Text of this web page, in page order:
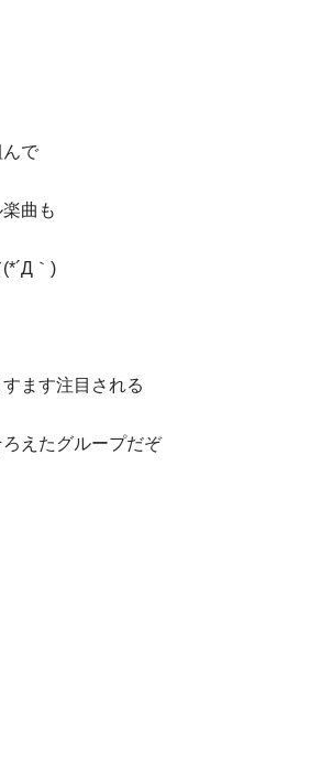
んで
曲も
｀)
ます注目される
えたグループだぞ